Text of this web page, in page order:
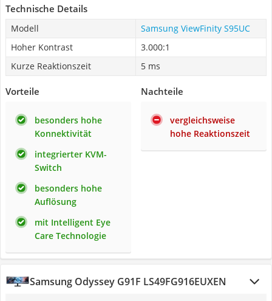
Technische Details
Modell
Samsung ViewFinity S95UC
Hoher Kontrast
3.000:1
Kurze Reaktionszeit
5 ms
Vorteile
besonders hohe
Konnektivität
integrierter KVM-
Switch
besonders hohe
Auflösung
mit Intelligent Eye
Care Technologie
Nachteile
vergleichsweise
hohe Reaktionszeit
Samsung Odyssey G91F LS49FG916EUXEN